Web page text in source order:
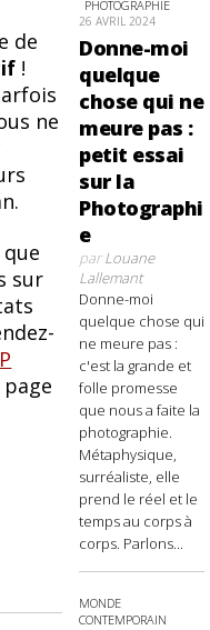
de
!
ne
sur
PHOTOGRAPHIE
26 AVRIL 2024
Donne-moi
quelque
chose qui ne
meure pas :
petit essai
sur la
Photographi
e
parLouane
Lallemant
Donne-moi
quelque chose qui
ne meure pas :
c'est la grande et
folle promesse
que nous a faite la
photographie.
Métaphysique,
surréaliste, elle
prend le réel et le
temps au corps à
corps. Parlons...
MONDE
CONTEMPORAIN